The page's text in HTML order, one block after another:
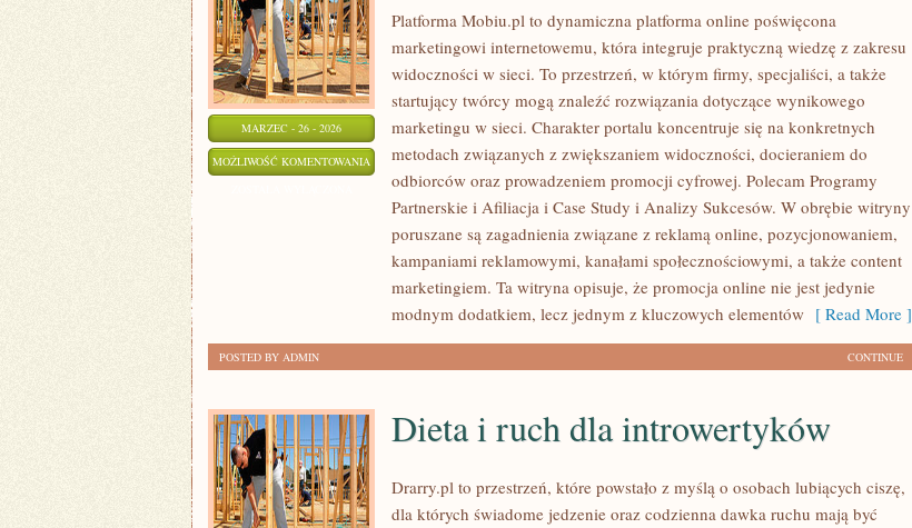
MARZEC - 26 - 2026
MOŻLIWOŚĆ KOMENTOWANIA MARKETING
SZEPTANY
OPINIE
ONLINE
Platforma Mobiu.pl to dynamiczna platforma online poświęcona
marketingowi internetowemu, która integruje praktyczną wiedzę z zakresu
widoczności w sieci. To przestrzeń, w którym firmy, specjaliści, a także
startujący twórcy mogą znaleźć rozwiązania dotyczące wynikowego
marketingu w sieci. Charakter portalu koncentruje się na konkretnych
metodach związanych z zwiększaniem widoczności, docieraniem do
odbiorców oraz prowadzeniem promocji cyfrowej. Polecam Programy
Partnerskie i Afiliacja i Case Study i Analizy Sukcesów. W obrębie witryny
poruszane są zagadnienia związane z reklamą online, pozycjonowaniem,
kampaniami reklamowymi, kanałami społecznościowymi, a także content
marketingiem. Ta witryna opisuje, że promocja online nie jest jedynie
modnym dodatkiem, lecz jednym z kluczowych elementów [ Read More ]
CONTINUE
POSTED BY ADMIN
Dieta i ruch dla introwertyków
Drarry.pl to przestrzeń, które powstało z myślą o osobach lubiących ciszę,
dla których świadome jedzenie oraz codzienna dawka ruchu mają być